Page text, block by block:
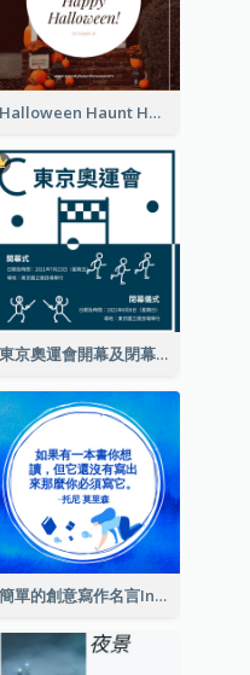
Halloween Haunt House Instagram Post
東京奧運會開幕及閉幕式Instagram帖子
簡單的創意寫作名言Instagram帖子